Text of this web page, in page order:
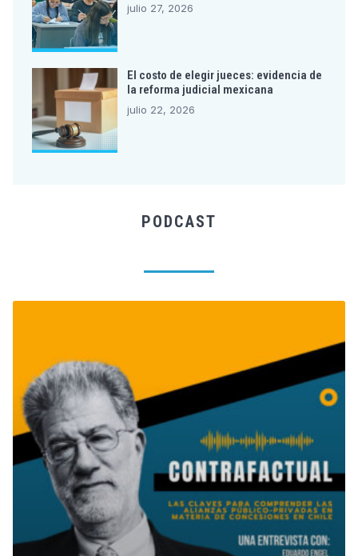
julio 27, 2026
El costo de elegir jueces: evidencia de
la reforma judicial mexicana
julio 22, 2026
PODCAST